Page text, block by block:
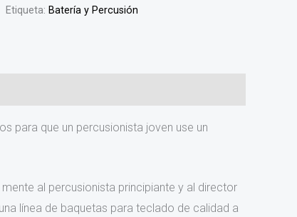
Etiqueta: Batería y Percusión
para que un percusionista joven use un
al percusionista principiante y al director
línea de baquetas para teclado de calidad a